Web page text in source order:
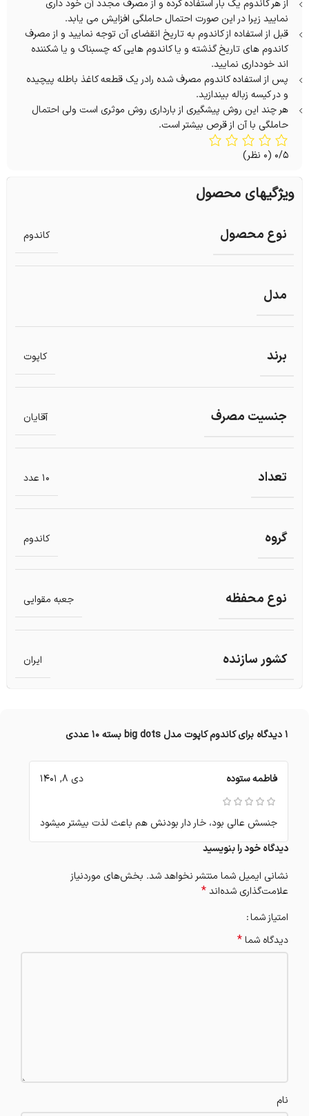
از هر کاندوم یک بار استفاده کرده و از مصرف مجدد آن خود داری
نمایید زیرا در این صورت احتمال حاملگی افزایش می یابد.
قبل از استفاده از کاندوم به تاریخ انقضای آن توجه نمایید و از مصرف
کاندوم های تاریخ گذشته و یا کاندوم هایی که چسبناک و یا شکننده
اند خودداری نمایید.
پس از استفاده کاندوم مصرف شده رادر یک قطعه کاغذ باطله پیچیده
و در کیسه زباله بیندازید.
هر چند این روش پیشگیری از بارداری روش موثری است ولی احتمال
حاملگی با آن از قرص بیشتر است.
0/5 (0 نظر)
ویژگیهای محصول
نوع محصول کاندوم
مدل
برند کاپوت
جنسیت مصرف آقایان
تعداد 10 عدد
گروه کاندوم
نوع محفظه جعبه مقوایی
کشور سازنده ایران
1 دیدگاه برای کاندوم کاپوت مدل big dots بسته 10 عددی
فاطمه ستوده دی 8, 1401
جنسش عالی بود، خار دار بودنش هم باعث لذت بیشتر میشود
دیدگاه خود را بنویسید
نشانی ایمیل شما منتشر نخواهد شد. بخش‌های موردنیاز
علامت‌گذاری شده‌اند*
امتیاز شما
دیدگاه شما*
نام